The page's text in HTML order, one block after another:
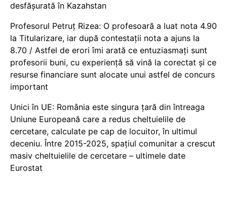
desfășurată în Kazahstan
Profesorul Petruț Rizea: O profesoară a luat nota 4.90
la Titularizare, iar după contestații nota a ajuns la
8.70 / Astfel de erori îmi arată ce entuziasmați sunt
profesorii buni, cu experiență să vină la corectat și ce
resurse financiare sunt alocate unui astfel de concurs
important
Unici în UE: România este singura țară din întreaga
Uniune Europeană care a redus cheltuielile de
cercetare, calculate pe cap de locuitor, în ultimul
deceniu. Între 2015-2025, spațiul comunitar a crescut
masiv cheltuielile de cercetare – ultimele date
Eurostat